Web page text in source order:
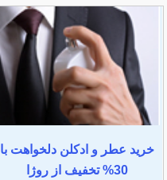
خرید عطر و ادکلن دلخواهت با
30% تخفیف از روژا